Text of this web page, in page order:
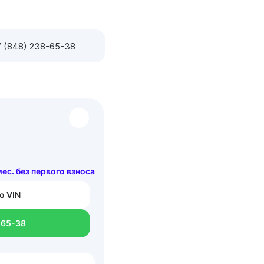
(848) 238-65-38
без первого взноса
VIN
38